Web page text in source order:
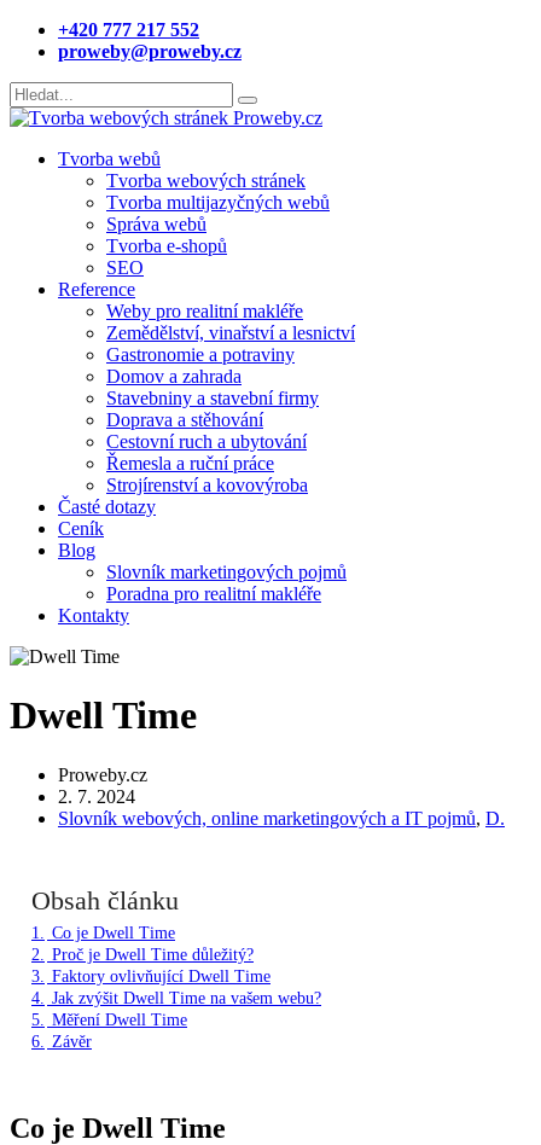
+420 777 217 552
proweby@proweby.cz
Tvorba webů
Tvorba webových stránek
Tvorba multijazyčných webů
Správa webů
Tvorba e-shopů
SEO
Reference
Weby pro realitní makléře
Zemědělství, vinařství a lesnictví
Gastronomie a potraviny
Domov a zahrada
Stavebniny a stavební firmy
Doprava a stěhování
Cestovní ruch a ubytování
Řemesla a ruční práce
Strojírenství a kovovýroba
Časté dotazy
Ceník
Blog
Slovník marketingových pojmů
Poradna pro realitní makléře
Kontakty
Dwell Time
Proweby.cz
2. 7. 2024
Slovník webových, online marketingových a IT pojmů, D.
Obsah článku
1.
Co je Dwell Time
2.
Proč je Dwell Time důležitý?
3.
Faktory ovlivňující Dwell Time
4.
Jak zvýšit Dwell Time na vašem webu?
5.
Měření Dwell Time
6.
Závěr
Co je Dwell Time